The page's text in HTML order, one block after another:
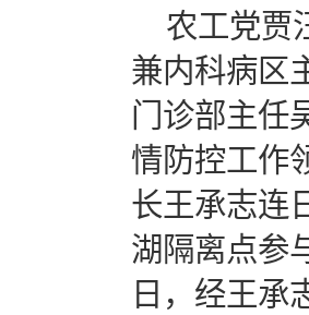
农工党贾
兼内科病区
门诊部主任
情防控工作
长王承志连
湖隔离点参
日，经王承